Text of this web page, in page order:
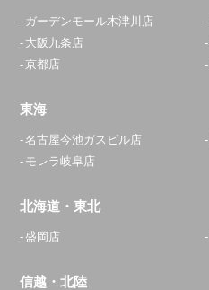
ガーデンモール木津川店
大阪九条店
京都店
東海
名古屋今池ガスビル店
モレラ岐阜店
北海道・東北
盛岡店
信越・北陸